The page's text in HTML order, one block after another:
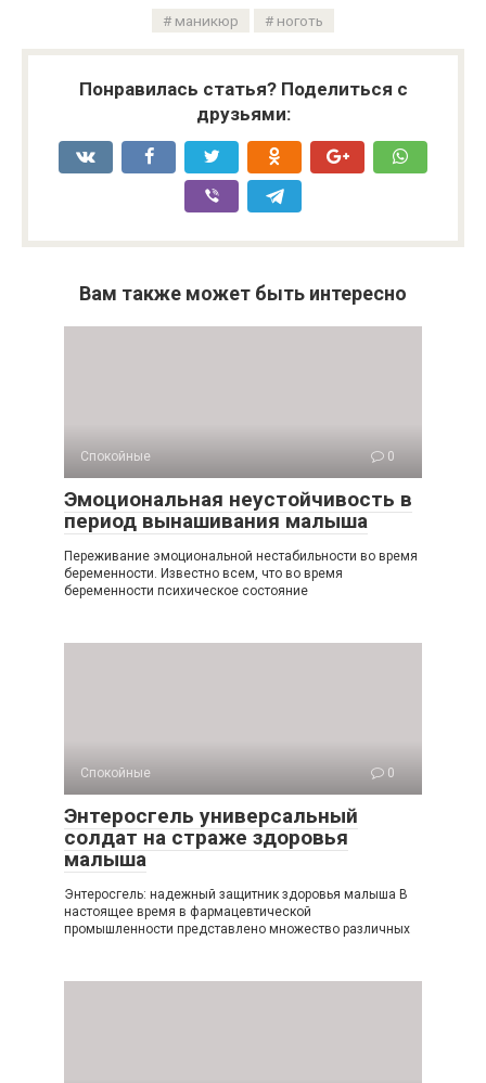
маникюр ноготь
Понравилась статья? Поделиться с
друзьями:
Вам также может быть интересно
Спокойные 0
Эмоциональная неустойчивость в
период вынашивания малыша
Переживание эмоциональной нестабильности во время
беременности. Известно всем, что во время
беременности психическое состояние
Спокойные 0
Энтеросгель универсальный
солдат на страже здоровья
малыша
Энтеросгель: надежный защитник здоровья малыша В
настоящее время в фармацевтической
промышленности представлено множество различных